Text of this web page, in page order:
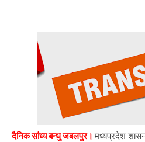
दैनिक सांध्य बन्धु जबलपुर।मध्यप्रदेश